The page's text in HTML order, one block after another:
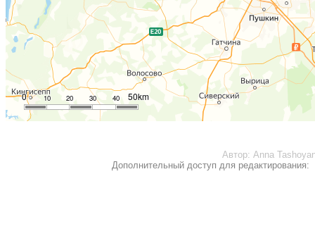
10
0 20 30 40 50km
Автор: Anna
Дополнительный доступ для редактирования: